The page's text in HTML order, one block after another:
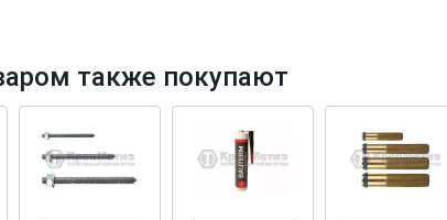
HKR-R
года!
Крепление террас и фасадов
У нас появился
крепеж для деревянных террас
и фасадов.
также покупают